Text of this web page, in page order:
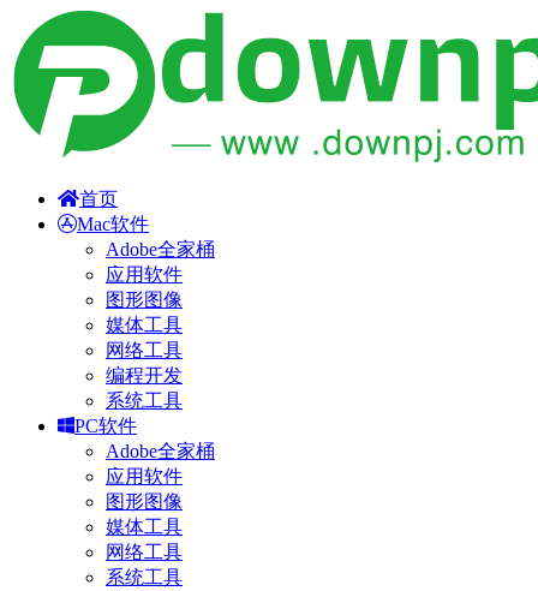
首页
Mac软件
Adobe全家桶
应用软件
图形图像
媒体工具
网络工具
编程开发
系统工具
PC软件
Adobe全家桶
应用软件
图形图像
媒体工具
网络工具
系统工具